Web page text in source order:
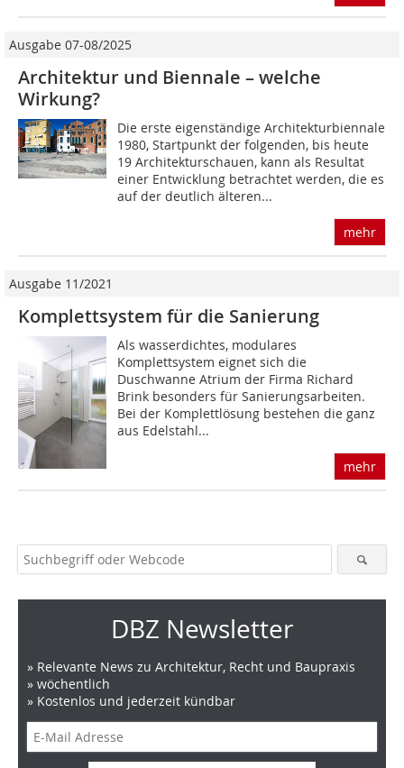
Ausgabe 07-08/2025
Architektur und Biennale – welche
Wirkung?
Die erste eigenständige Architekturbiennale
1980, Startpunkt der folgenden, bis heute
19 Architekturschauen, kann als Resultat
einer Entwicklung betrachtet werden, die es
auf der deutlich älteren...
mehr
Ausgabe 11/2021
Komplettsystem für die Sanierung
Als wasserdichtes, modulares
Komplettsystem eignet sich die
Duschwanne Atrium der Firma Richard
Brink besonders für Sanierungsarbeiten.
Bei der Komplettlösung bestehen die ganz
aus Edelstahl...
mehr
DBZ Newsletter
» Relevante News zu Architektur, Recht und Baupraxis
» wöchentlich
» Kostenlos und jederzeit kündbar